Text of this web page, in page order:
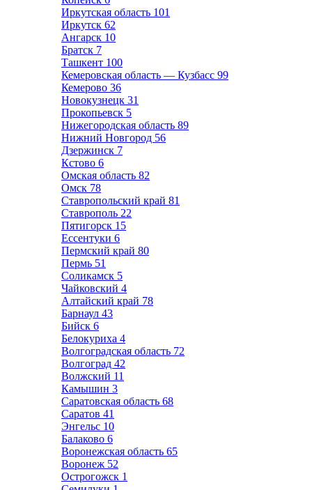
Иркутская область 101
Иркутск 62
Ангарск 10
Братск 7
Ташкент 100
Кемеровская область — Кузбасс 99
Кемерово 36
Новокузнецк 31
Прокопьевск 5
Нижегородская область 89
Нижний Новгород 56
Дзержинск 7
Кстово 6
Омская область 82
Омск 78
Ставропольский край 81
Ставрополь 22
Пятигорск 15
Ессентуки 6
Пермский край 80
Пермь 51
Соликамск 5
Чайковский 4
Алтайский край 78
Барнаул 43
Бийск 6
Белокуриха 4
Волгоградская область 72
Волгоград 42
Волжский 11
Камышин 3
Саратовская область 68
Саратов 41
Энгельс 10
Балаково 6
Воронежская область 65
Воронеж 52
Острогожск 1